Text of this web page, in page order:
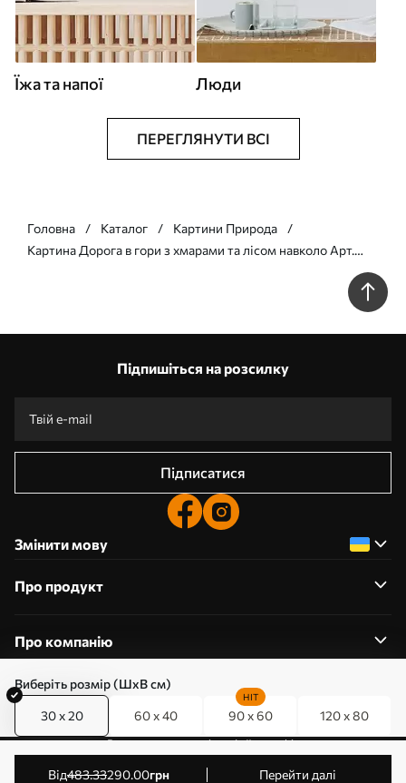
Виберіть розмір (ШхВ см)
30 x 20 60 x 40 90 x 60
HIT
120 x 80
від483.33290.00грн Перейти далі
Їжа та напої Люди
ПЕРЕГЛЯНУТИ ВСІ
Головна Каталог
Картини Природа
Картина Дорога в гори з хмарами та лісом навколо Арт.
Підпишіться на розсилку
Підписатися
Змінити мову
Про продукт
Про компанію
0800357223
Редагування дозволів на файли cookie
© 2011-2026 Art-holst. Усі права захищені. Власник: